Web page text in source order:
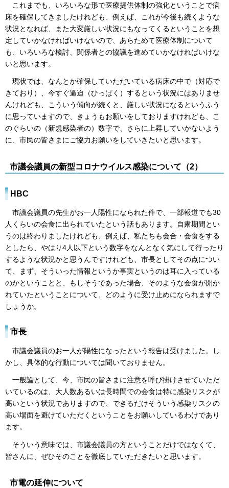
これまでも、いろいろな形で医療提供体制の強化ということで病
床を確保してきましたけれども、例えば、これが今後も続くような
状況となれば、また大変厳しい状況にもなってくるということを想
定していかなければいけないので、あらためて医療体制について
も、いろいろな検討、関係者との協議を進めていかなければいけな
いと思います。
現状では、なんとか確保していただいている病床の中で（対応で
きており）、今すぐ逼迫（ひっぱく）するという状況にはありませ
んけれども、こういう傾向が続くと、厳しい状況になるというふう
に思っていますので、きょうもお願いをしておりますけれども、こ
のぐらいの（新規感染者の）数字で、さらに上昇していかないよう
に、市民の皆さまにご協力お願いをしていきたいと思います。
市議会議員の新型コロナウイルス感染について（2）
HBC
市議会議員の先生がお一人陽性になられた件で、一部報道でも30
人くらいの会食に出られていたという話もあります。自粛期間とい
うのは終わりましたけれども、例えば、私たちも会合・会食をする
としたら、やはり4人以下という数字をなんとなく気にして行ったり
するような状況かと思うんですけれども、市長としてその点につい
て、まず、そういった情報というか事実というのは耳に入っている
のかということと、もしそうであった場合、そのような会食が開か
れていたということについて、どのように受け止めになられますで
しょうか。
市長
市議会議員のお一人が陽性になったという報告は受けました。し
かし、具体的な行動については聞いておりません。
一般論として、今、市民の皆さまに注意を呼び掛けさせていただ
いているのは、大人数あるいは長時間での会食は特に感染リスクが
高いという状況でありますので、できるだけそういう感染リスクの
高い場面を避けていただくということをお願いしているわけであり
ます。
そういう意味では、市議会議員の方ということだけではなくて、
皆さんに、ぜひそのことを徹底していただきたいと思います。
市電の延伸について